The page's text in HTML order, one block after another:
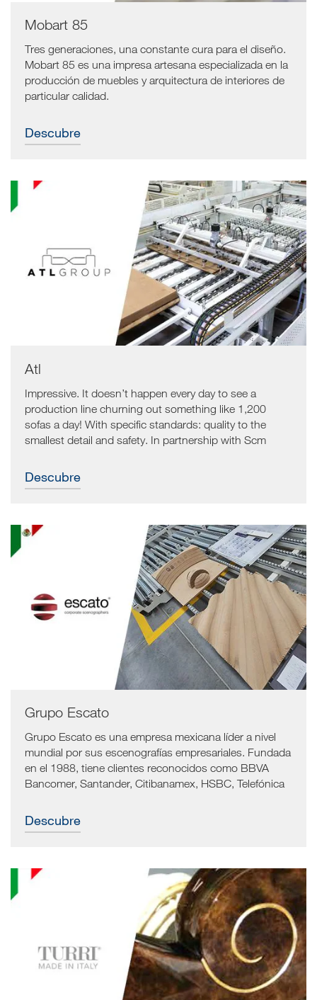
Mobart 85
Tres generaciones, una constante cura para el diseño.
Mobart 85 es una impresa artesana especializada en la
producción de muebles y arquitectura de interiores de
particular calidad.
Descubre
Atl
Impressive. It doesn’t happen every day to see a
production line churning out something like 1,200
sofas a day! With specific standards: quality to the
smallest detail and safety. In partnership with Scm
Descubre
Grupo Escato
Grupo Escato es una empresa mexicana líder a nivel
mundial por sus escenografías empresariales. Fundada
en el 1988, tiene clientes reconocidos como BBVA
Bancomer, Santander, Citibanamex, HSBC, Telefónica
Descubre